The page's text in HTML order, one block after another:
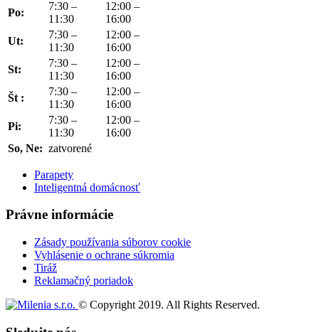
Po:
7:30 –
11:30
12:00 –
16:00
Ut:
7:30 –
11:30
12:00 –
16:00
St:
7:30 –
11:30
12:00 –
16:00
Št :
7:30 –
11:30
12:00 –
16:00
Pi:
7:30 –
11:30
12:00 –
16:00
So, Ne: zatvorené
Parapety
Inteligentná domácnosť
Právne informácie
Zásady používania súborov cookie
Vyhlásenie o ochrane súkromia
Tiráž
Reklamačný poriadok
© Copyright 2019. All Rights Reserved.